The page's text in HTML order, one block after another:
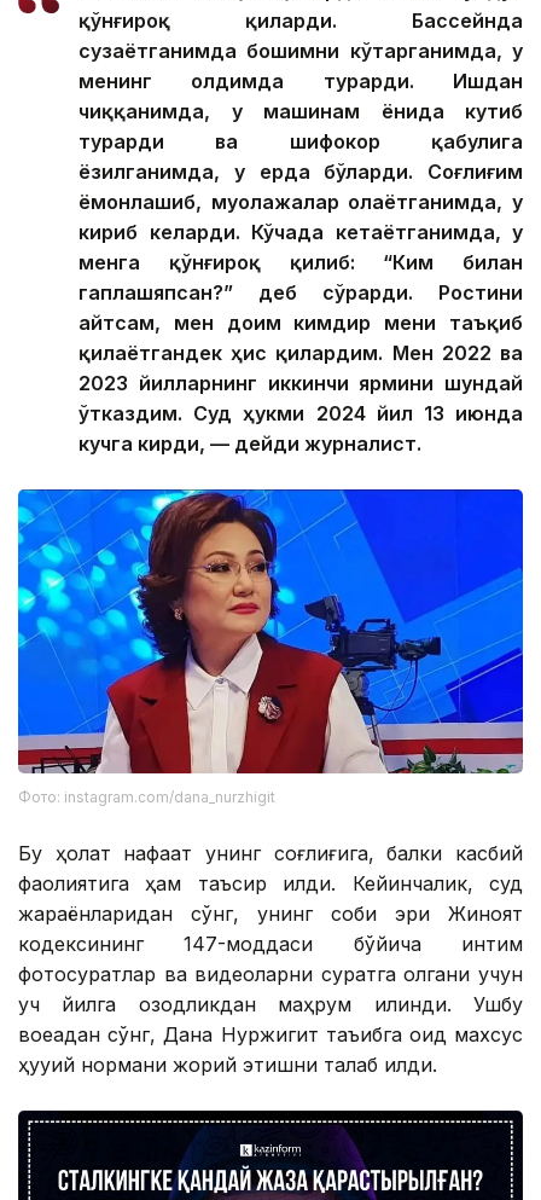
қўнғироқ қиларди. Бассейнда
сузаётганимда бошимни кўтарганимда, у
менинг олдимда турарди. Ишдан
чиққанимда, у машинам ёнида кутиб
турарди ва шифокор қабулига
ёзилганимда, у ерда бўларди. Соғлиғим
ёмонлашиб, муолажалар олаётганимда, у
кириб келарди. Кўчада кетаётганимда, у
менга қўнғироқ қилиб: “Ким билан
гаплашяпсан?” деб сўрарди. Ростини
айтсам, мен доим кимдир мени таъқиб
қилаётгандек ҳис қилардим. Мен 2022 ва
2023 йилларнинг иккинчи ярмини шундай
ўтказдим. Суд ҳукми 2024 йил 13 июнда
кучга кирди, — дейди журналист.
Фото: instagram.com/dana_nurzhigit
Бу ҳолат нафақат унинг соғлиғига, балки касбий
фаолиятига ҳам таъсир қилди. Кейинчалик, суд
жараёнларидан сўнг, унинг собиқ эри Жиноят
кодексининг 147-моддаси бўйича интим
фотосуратлар ва видеоларни суратга олгани учун
уч йилга озодликдан маҳрум қилинди. Ушбу
воқеадан сўнг, Дана Нуржигит таъқибга оид махсус
ҳуқуқий нормани жорий этишни талаб қилди.